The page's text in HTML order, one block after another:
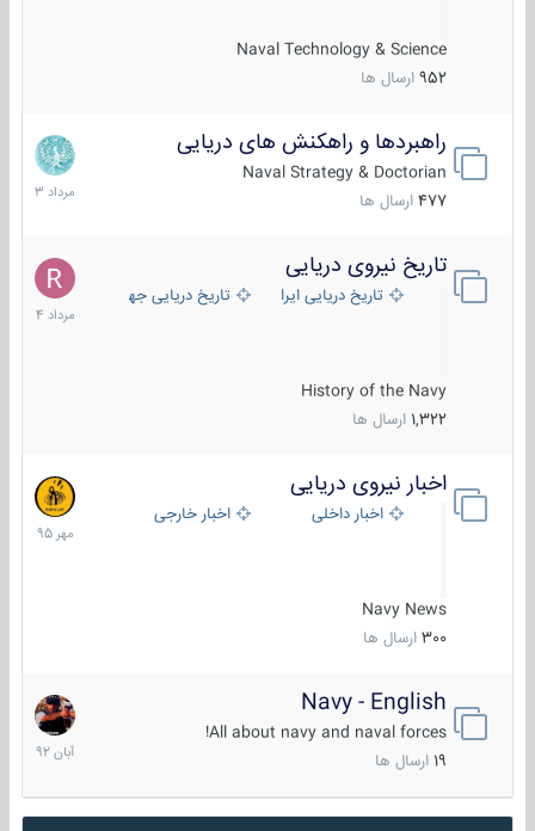
Naval Technology & Science
952 ارسال ها
راهبردها و راهکنش های دریایی
Naval Strategy & Doctorian
477 ارسال ها
2
مرداد
1403
تاریخ نیروی دریایی
تاریخ دریایی ایران تاریخ دریایی جهان
History of the Navy
1,322 ارسال ها
16
مرداد
1404
اخبار نیروی دریایی
اخبار داخلی اخبار خارجی
Navy News
300 ارسال ها
27
مهر
1395
Navy - English
All about navy and naval forces!
ارسال ها
22
آبان
1392